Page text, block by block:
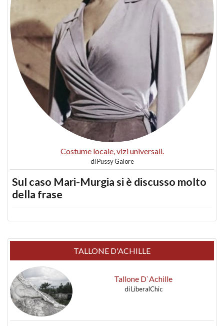
Costume locale, vizi universali.
diPussy Galore
Sul caso Mari-Murgia si è discusso molto
della frase
TALLONE D'ACHILLE
Tallone D`Achille
diLiberalChic